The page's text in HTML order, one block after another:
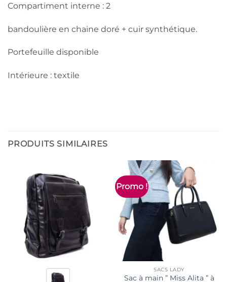
Compartiment interne : 2
bandoulière en chaine doré + cuir synthétique.
Portefeuille disponible
Intérieure : textile
PRODUITS SIMILAIRES
Promo !
SACS LADY
Sac à main ” Miss Alita ” à